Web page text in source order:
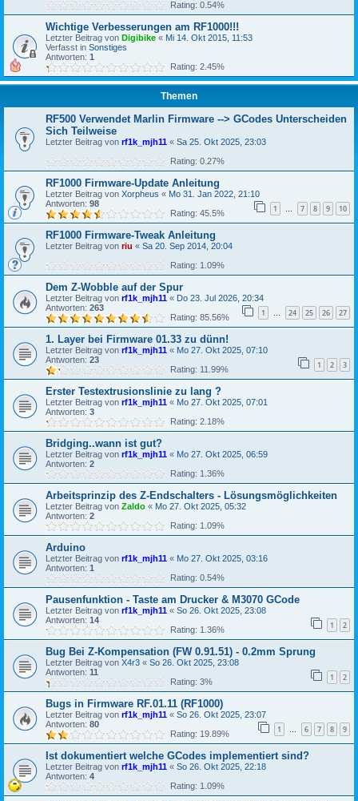
Rating: 0.54%
Wichtige Verbesserungen am RF1000!!!
Letzter Beitrag von Digibike « Mi 14. Okt 2015, 11:53
Verfasst in Sonstiges
Antworten: 1
Rating: 2.45%
Themen
RF500 Verwendet Marlin Firmware --> GCodes Unterscheiden
Sich Teilweise
Letzter Beitrag von rf1k_mjh11 « Sa 25. Okt 2025, 23:03
Rating: 0.27%
RF1000 Firmware-Update Anleitung
Letzter Beitrag von Xorpheus « Mo 31. Jan 2022, 21:10
Antworten: 98 1 … 7 8 9 10
Rating: 45.5%
RF1000 Firmware-Tweak Anleitung
Letzter Beitrag von riu « Sa 20. Sep 2014, 20:04
Rating: 1.09%
Dem Z-Wobble auf der Spur
Letzter Beitrag von rf1k_mjh11 « Do 23. Jul 2026, 20:34
Antworten: 263 1 … 24 25 26 27
Rating: 85.56%
1. Layer bei Firmware 01.33 zu dünn!
Letzter Beitrag von rf1k_mjh11 « Mo 27. Okt 2025, 07:10
Antworten: 23 1 2 3
Rating: 11.99%
Erster Testextrusionslinie zu lang ?
Letzter Beitrag von rf1k_mjh11 « Mo 27. Okt 2025, 07:01
Antworten: 3
Rating: 2.18%
Bridging..wann ist gut?
Letzter Beitrag von rf1k_mjh11 « Mo 27. Okt 2025, 06:59
Antworten: 2
Rating: 1.36%
Arbeitsprinzip des Z-Endschalters - Lösungsmöglichkeiten
Letzter Beitrag von Zaldo « Mo 27. Okt 2025, 05:32
Antworten: 2
Rating: 1.09%
Arduino
Letzter Beitrag von rf1k_mjh11 « Mo 27. Okt 2025, 03:16
Antworten: 1
Rating: 0.54%
Pausenfunktion - Taste am Drucker & M3070 GCode
Letzter Beitrag von rf1k_mjh11 « So 26. Okt 2025, 23:08
Antworten: 14 1 2
Rating: 1.36%
Bug Bei Z-Kompensation (FW 0.91.51) - 0.2mm Sprung
Letzter Beitrag von X4r3 « So 26. Okt 2025, 23:08
Antworten: 11 1 2
Rating: 3%
Bugs in Firmware RF.01.11 (RF1000)
Letzter Beitrag von rf1k_mjh11 « So 26. Okt 2025, 23:07
Antworten: 80 1 … 6 7 8 9
Rating: 19.89%
Ist dokumentiert welche GCodes implementiert sind?
Letzter Beitrag von rf1k_mjh11 « So 26. Okt 2025, 22:18
Antworten: 4
Rating: 1.09%